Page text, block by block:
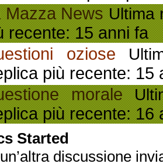
Mazza News Ultima
recente: 15 anni fa
oziose
più recente: 15
morale
più recente: 16
Started
discussione